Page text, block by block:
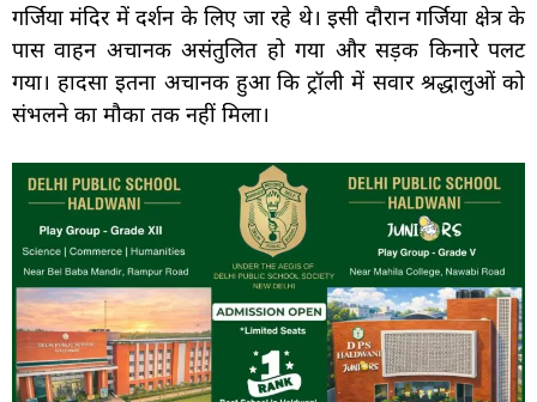
गर्जिया मंदिर में दर्शन के लिए जा रहे थे। इसी दौरान गर्जिया क्षेत्र के
पास वाहन अचानक असंतुलित हो गया और सड़क किनारे पलट
गया। हादसा इतना अचानक हुआ कि ट्रॉली में सवार श्रद्धालुओं को
संभलने का मौका तक नहीं मिला।